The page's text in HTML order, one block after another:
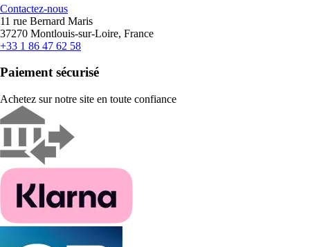
Contactez-nous
11 rue Bernard Maris
37270 Montlouis-sur-Loire, France
+33 1 86 47 62 58
Paiement sécurisé
Achetez sur notre site en toute confiance